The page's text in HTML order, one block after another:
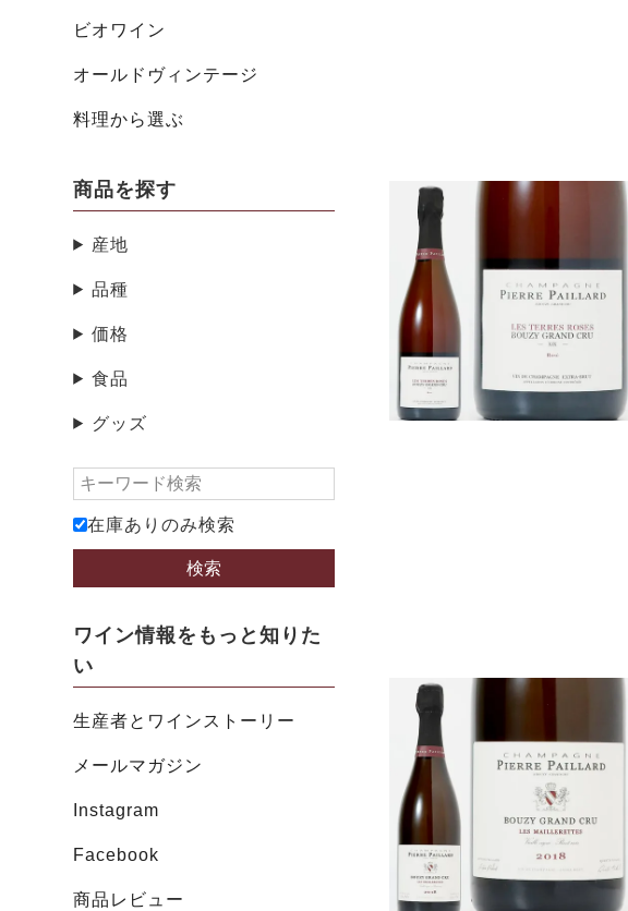
ビオワイン
オールドヴィンテージ
料理から選ぶ
商品を探す
産地
品種
価格
食品
グッズ
在庫ありのみ検索
検索
ワイン情報をもっと知りた
い
生産者とワインストーリー
メールマガジン
Instagram
Facebook
商品レビュー